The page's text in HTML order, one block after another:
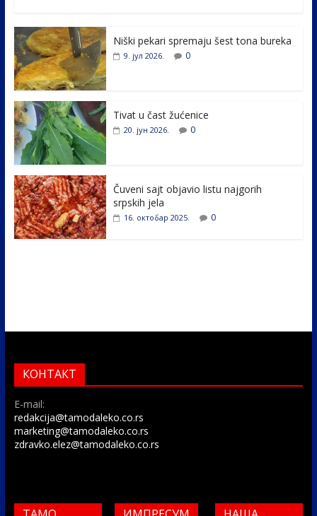
e
b
o
o
k
itt
er e
er
e
Niški pekari spremaju šest tona bureka
9. јул 2026. 0
Tivat u čast žućenice
20. јун 2026. 0
Čuveni sajt objavio listu najgorih
srpskih jela
16. октобар 2025. 0
КОНТАКТ
E-mail:
redakcija@tamodaleko.co.rs
marketing@tamodaleko.co.rs
zdravko.elez@tamodaleko.co.rs